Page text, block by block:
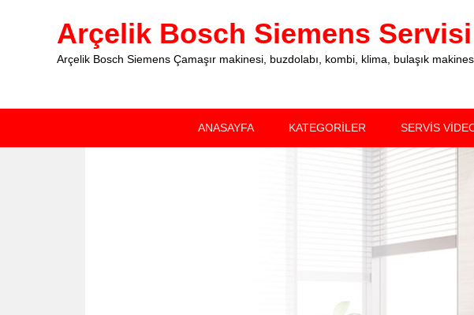
Arçelik Bosch Siemens
Arçelik Bosch Siemens Çamaşır makinesi, buzdolabı, kombi, klima, bulaşık
ANASAYFA KATEGORİLER SERVİS